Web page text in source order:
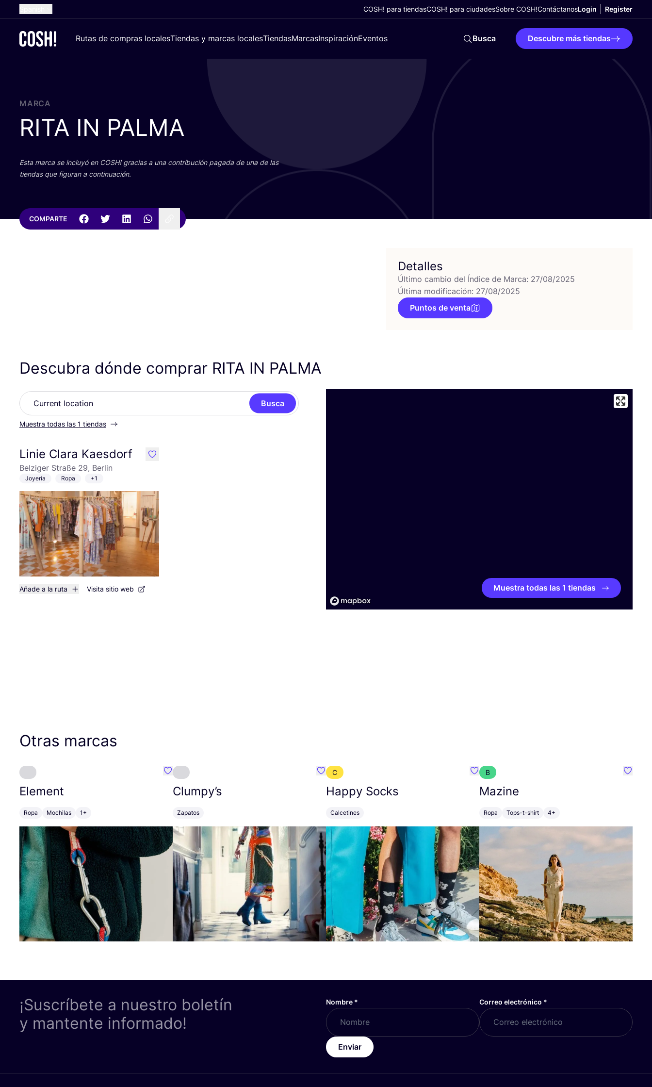
Dutch
Croatian
COSH! para tiendasCOSH! para ciudadesSobre COSH!ContáctanosLogin Register
Rutas de compras localesTiendas y marcas localesTiendasMarcasInspiraciónEventos Busca Descubre más tiendas
MARCA
RITA IN PALMA
Esta mar­ca se inclu­yó en COSH! gra­cias a una con­tri­bu­ción paga­da de una de las
tien­das que figu­ran a continuación.
COMPARTE
Detalles
Último cambio del Índice de Marca: 27/08/2025
Última modificación: 27/08/2025
Puntos de venta
Descubra dónde comprar RITA IN PALMA
Busca
Muestra todas las 1 tiendas
Linie Clara Kaesdorf
Belziger Straße 29, Berlin
Joyería Ropa +1
Añade a la ruta Visita sitio web
like
Muestra todas las 1 tiendas
Otras marcas
Element
Ropa Mochilas 1+
Favoritos {nombre}
Clumpy’s
Zapatos
Favoritos {nombre}
C
Happy Socks
Calcetines
Favoritos {nombre}
B
Mazine
Ropa Tops-t-shirt 4+
¡Suscríbete a nuestro boletín
y mantente informado!
Nombre * Correo electrónico *
Enviar